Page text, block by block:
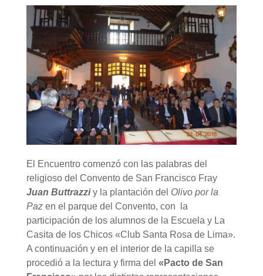
El Encuentro comenzó con las palabras del
religioso del Convento de San Francisco Fray
Juan Buttrazziy la plantación del Olivo por la
Pazen el parque del Convento, con la
participación de los alumnos de la Escuela y La
Casita de los Chicos «Club Santa Rosa de Lima».
A continuación y en el interior de la capilla se
procedió a la lectura y firma del «Pacto de San